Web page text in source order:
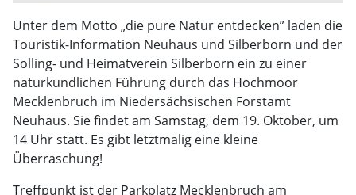
Unter dem Motto „die pure Natur entdecken” laden die
Touristik-Information Neuhaus und Silberborn und der
Solling- und Heimatverein Silberborn ein zu einer
naturkundlichen Führung durch das Hochmoor
Mecklenbruch im Niedersächsischen Forstamt
Neuhaus. Sie findet am Samstag, dem 19. Oktober, um
14 Uhr statt. Es gibt letztmalig eine kleine
Überraschung!
Treffpunkt ist der Parkplatz Mecklenbruch am